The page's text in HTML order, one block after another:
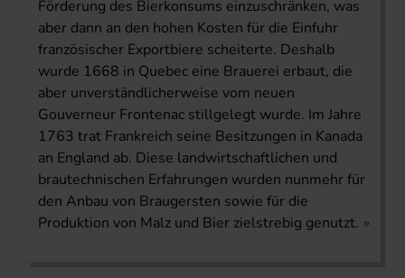
Förderung des Bierkonsums einzuschränken, was
aber dann an den hohen Kosten für die Einfuhr
französischer Exportbiere scheiterte. Deshalb
wurde 1668 in Quebec eine Brauerei erbaut, die
aber unverständlicherweise vom neuen
Gouverneur Frontenac stillgelegt wurde. Im Jahre
1763 trat Frankreich seine Besitzungen in Kanada
an England ab. Diese landwirtschaftlichen und
brautechnischen Erfahrungen wurden nunmehr für
den Anbau von Braugersten sowie für die
Produktion von Malz und Bier zielstrebig genutzt.